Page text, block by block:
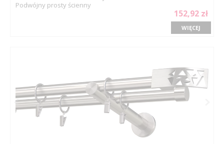
Podwójny prosty ścienny
152,92 zł
WIĘCEJ